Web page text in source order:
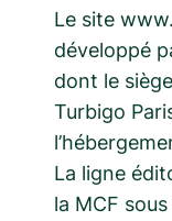
Le site
développé
dont le
Turbigo
La ligne
la MCF